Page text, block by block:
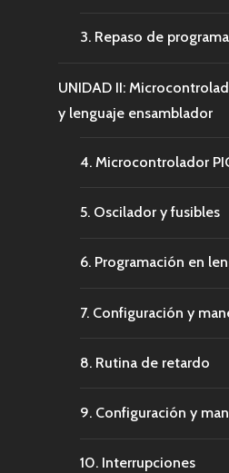
3. Repaso de
UNIDAD II:
y lenguaje ensamblador
4. Microcontrolador
5. Oscilador y fusibles
6. Programación en
7. Configuración y
8. Rutina de retardo
9. Configuración y
10. Interrupciones